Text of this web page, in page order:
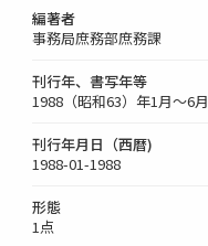
編著者
事務局庶務部庶務課
刊行年、書写年等
1988（昭和63）年1月～6月
刊行年月日（西暦)
1988-01-1988
形態
1点